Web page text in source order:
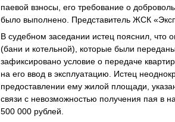
паевой взносы, его требование о
было выполнено. Представитель ЖСК
В судебном заседании истец пояснил, что
(бани и котельной), которые были
зафиксировано условие о передаче
на его ввод в эксплуатацию. Истец
предоставлении ему жилой площади,
связи с невозможностью получения пая в
500 000 рублей.